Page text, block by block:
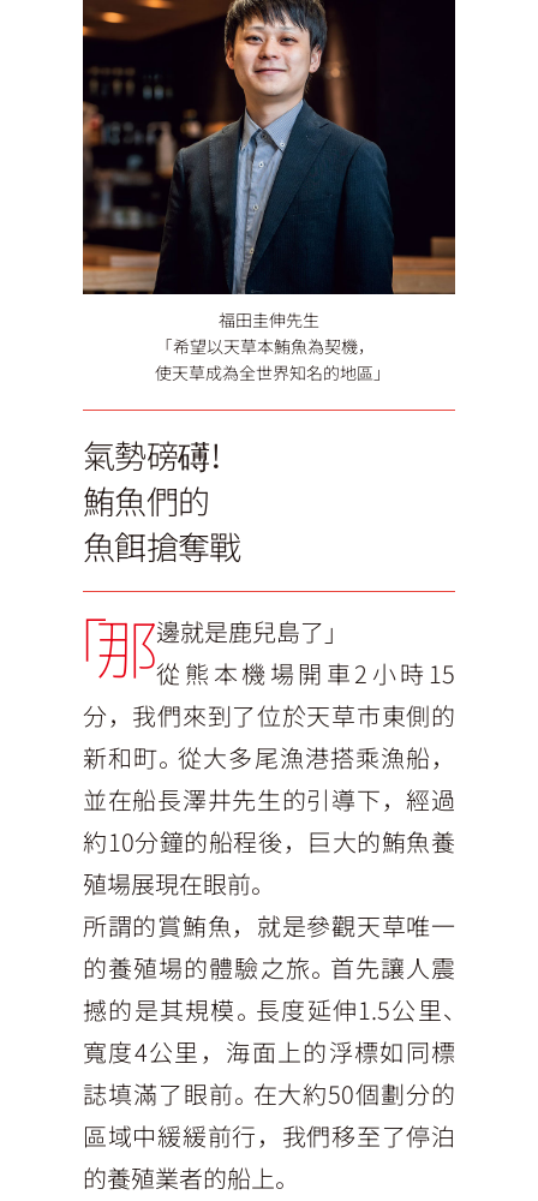
福田圭伸先生
「希望以天草本鮪魚為契機，
使天草成為全世界知名的地區」
氣勢磅礡！
鮪魚們的
魚餌搶奪戰
「那 邊就是鹿兒島了」
從熊本機場開車2小時15
分，我們來到了位於天草市東側的
新和町。從大多尾漁港搭乘漁船，
並在船長澤井先生的引導下，經過
約10分鐘的船程後，巨大的鮪魚養
殖場展現在眼前。
所謂的賞鮪魚，就是參觀天草唯一
的養殖場的體驗之旅。首先讓人震
撼的是其規模。長度延伸1.5公里、
寬度4公里，海面上的浮標如同標
誌填滿了眼前。在大約50個劃分的
區域中緩緩前行，我們移至了停泊
的養殖業者的船上。